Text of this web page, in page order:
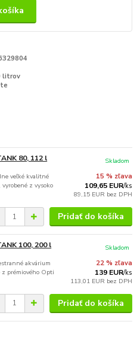
litrov
80, 112 l
veľké kvalitné
z vysoko
15 % zľava
109,65 EUR/ks
89,15 EUR bez DPH
Skladom
Pridať do košíka
100, 200 l
akvárium
z prémiového Opti
22 % zľava
139 EUR/ks
113,01 EUR bez DPH
Skladom
Pridať do košíka